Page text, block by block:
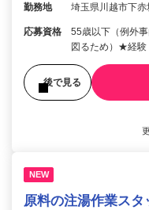
勤務地 埼玉県川越市下
応募資格
55歳以下（例外
図るため）★経験
後で見る
NEW
原料の注湯作業スタ